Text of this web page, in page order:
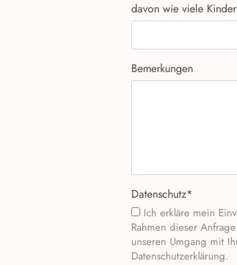
davon wie viele
Bemerkungen
Datenschutz*
Ich erkläre mein Einverständnis, dass die persönlichen Daten gespeichert und im
Rahmen dieser
unseren Umgang mit
Datenschutzerklärung.